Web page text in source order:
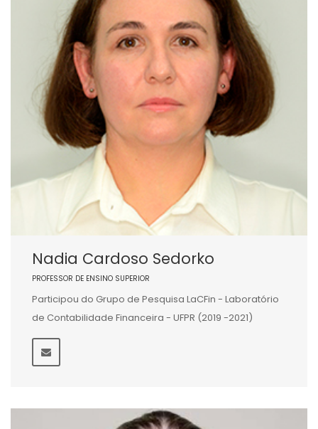
Nadia Cardoso Sedorko
PROFESSOR DE ENSINO SUPERIOR
Participou do Grupo de Pesquisa LaCFin - Laboratório
de Contabilidade Financeira - UFPR (2019 -2021)